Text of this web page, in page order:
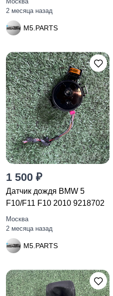
2 месяца назад
M5.PARTS
1 500 ₽
Датчик дождя BMW 5
F10/F11 F10 2010 9218702
Москва
2 месяца назад
M5.PARTS